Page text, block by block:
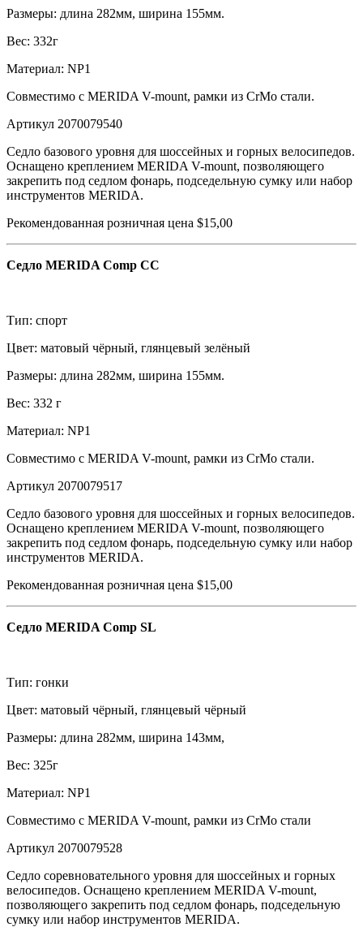
Размеры: длина 282мм, ширина 155мм.
Вес: 332г
Материал: NP1
Совместимо с MERIDA V-mount, рамки из CrMo стали.
Артикул 2070079540
Седло базового уровня для шоссейных и горных велосипедов.
Оснащено креплением MERIDA V-mount, позволяющего
закрепить под седлом фонарь, подседельную сумку или набор
инструментов MERIDA.
Рекомендованная розничная цена $15,00
Седло MERIDA Comp CC
Тип: спорт
Цвет: матовый чёрный, глянцевый зелёный
Размеры: длина 282мм, ширина 155мм.
Вес: 332 г
Материал: NP1
Совместимо с MERIDA V-mount, рамки из CrMo стали.
Артикул 2070079517
Седло базового уровня для шоссейных и горных велосипедов.
Оснащено креплением MERIDA V-mount, позволяющего
закрепить под седлом фонарь, подседельную сумку или набор
инструментов MERIDA.
Рекомендованная розничная цена $15,00
Седло MERIDA Comp SL
Тип: гонки
Цвет: матовый чёрный, глянцевый чёрный
Размеры: длина 282мм, ширина 143мм,
Вес: 325г
Материал: NP1
Совместимо с MERIDA V-mount, рамки из CrMo стали
Артикул 2070079528
Седло соревновательного уровня для шоссейных и горных
велосипедов. Оснащено креплением MERIDA V-mount,
позволяющего закрепить под седлом фонарь, подседельную
сумку или набор инструментов MERIDA.